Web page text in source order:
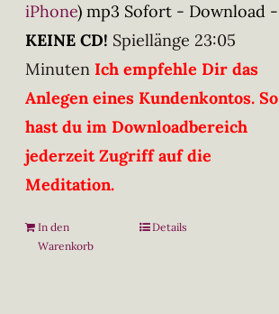
iPhone) mp3 Sofort - Download -
KEINE CD! Spiellänge 23:05
Minuten Ich empfehle Dir das
Anlegen eines Kundenkontos. So
hast du im Downloadbereich
jederzeit Zugriff auf die
Meditation.
In den
Warenkorb
Details